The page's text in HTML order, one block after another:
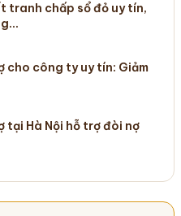
tranh chấp sổ đỏ uy tín,
cho công ty uy tín: Giảm
tại Hà Nội hỗ trợ đòi nợ